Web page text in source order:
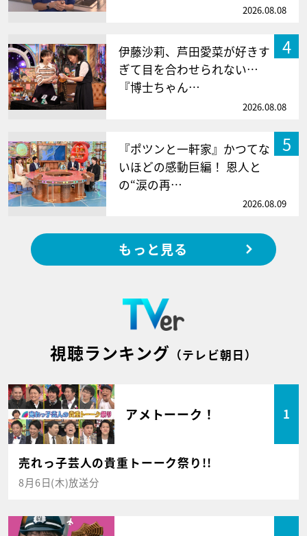
2026.08.08
4
伊藤沙莉、芦田愛菜が好きす
ぎて目を合わせられない…
『博士ちゃん…
2026.08.08
5
『ポツンと一軒家』かつてな
いほどの感動巨編！ 恩人と
の“涙の再…
2026.08.09
もっと見る
視聴ランキング （テレビ朝日）
アメトーーク！ 1
売れっ子芸人の貴重トーーク祭り!!
8月6日(木)放送分